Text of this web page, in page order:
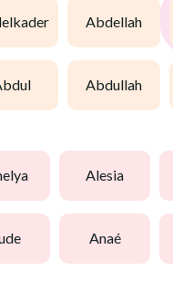
abdellah
abdul abdullah
alesia
anaé